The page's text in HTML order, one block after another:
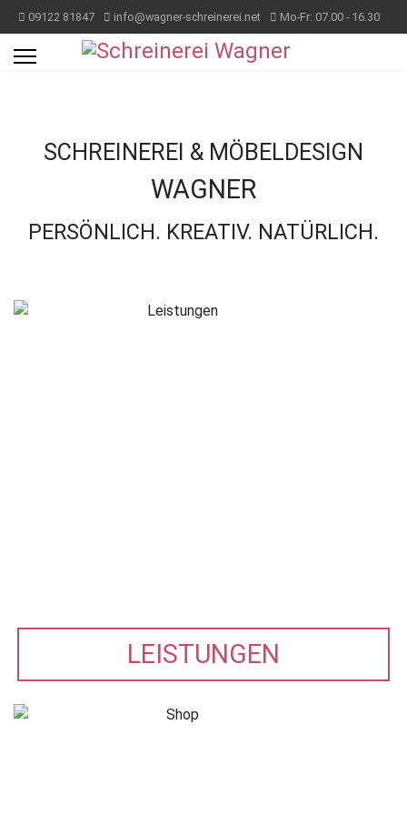
09122 81847 info@wagner-schreinerei.net Mo-Fr: 07.00 - 16.30
SCHREINEREI & MÖBELDESIGN
WAGNER
PERSÖNLICH. KREATIV. NATÜRLICH.
LEISTUNGEN